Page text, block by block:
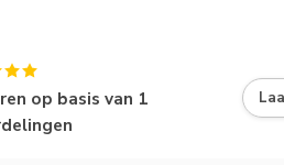
op basis van 1